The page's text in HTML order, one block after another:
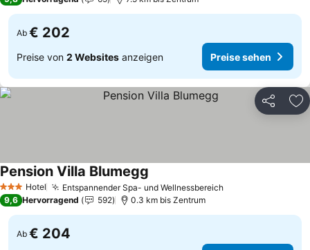
Ab € 202
Preise von 2 Websites anzeigen Preise sehen
Teilen
3 SterneHotel Entspannender Spa- und WellnessbereichPreise sehen
Pension Villa Blumegg
9,6 Hervorragend 592 0.3 km bis Zentrum
Ab € 204